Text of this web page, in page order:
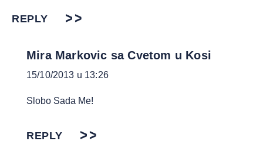
REPLY
Mira Markovic sa Cvetom u Kosi
15/10/2013 u 13:26
Slobo Sada Me!
REPLY